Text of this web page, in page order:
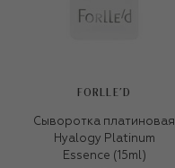
FORLLE'D
Сыворотка платиновая
Hyalogy Platinum
Essence (15ml)